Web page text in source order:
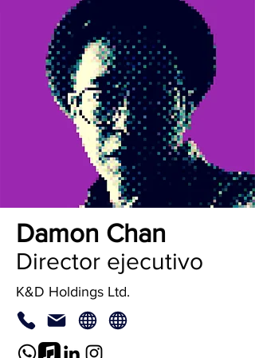
Damon Chan
Director ejecutivo
K&D Holdings Ltd.